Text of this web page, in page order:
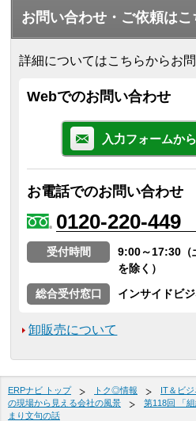
お問い合わせ・ご依頼はこ
詳細についてはこちらからお
Webでのお問い合わせ
入力フォームか
お電話でのお問い合わせ
0120-220-449
受付時間
9:00～17:30（
を除く）
総合受付窓口
インサイドビ
卸販売について
ERPナビ トップ トク◎情報 IT＆ビ
の現場から見える会社の風景
第118回 「
まり文句の話